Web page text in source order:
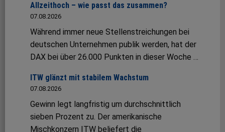
Allzeithoch – wie passt das zusammen?
07.08.2026
Während immer neue Stellenstreichungen bei
deutschen Unternehmen publik werden, hat der
DAX bei über 26.000 Punkten in dieser Woche …
ITW glänzt mit stabilem Wachstum
07.08.2026
Gewinn legt langfristig um durchschnittlich
sieben Prozent zu. Der amerikanische
Mischkonzern ITW beliefert die